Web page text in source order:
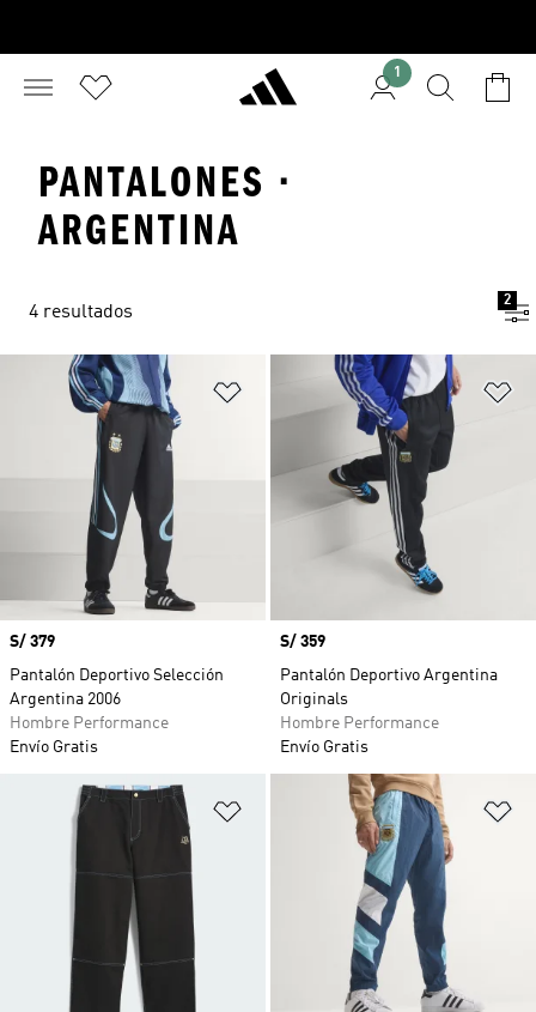
1
PANTALONES ·
ARGENTINA
4 resultados
2
Añadir a la lista de deseos
Precio
S/ 379
Pantalón Deportivo Selección
Argentina 2006
Hombre Performance
Envío Gratis
Precio
S/ 359
Pantalón Deportivo Argentina
Originals
Hombre Performance
Envío Gratis
Añadir a la lista de deseos